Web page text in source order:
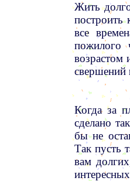
Жить
построить
все
пожилого
свершений
Когда за
сделано
бы не
Так пусть
вам